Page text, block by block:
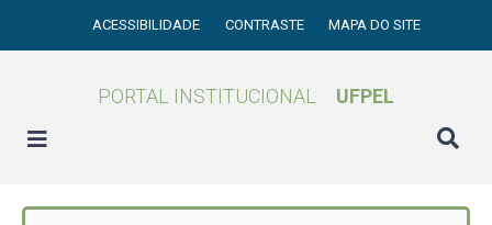
ACESSIBILIDADE CONTRASTE MAPA DO SITE
PORTAL INSTITUCIONAL UFPEL